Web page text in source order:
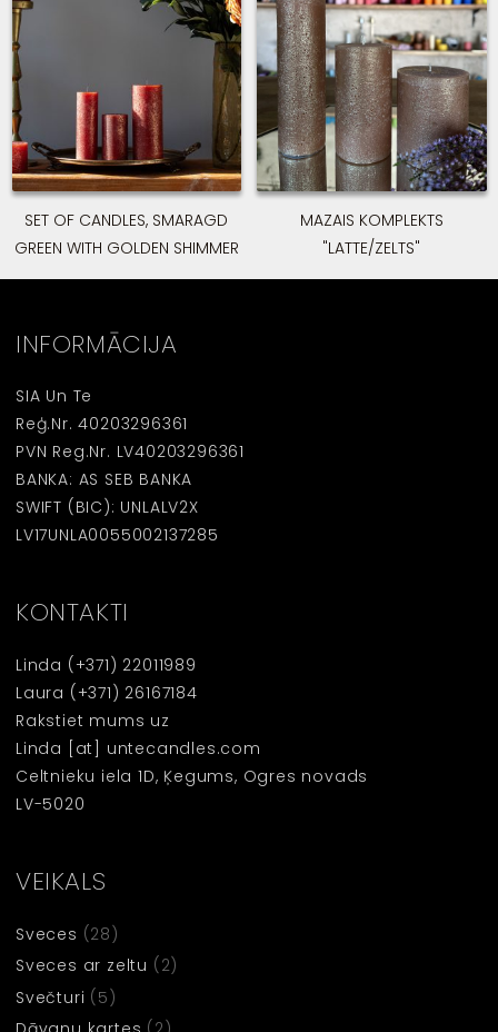
SET OF CANDLES, SMARAGD
GREEN WITH GOLDEN SHIMMER
MAZAIS KOMPLEKTS
"LATTE/ZELTS"
INFORMĀCIJA
SIA Un Te
Reģ.Nr. 40203296361
PVN Reg.Nr. LV40203296361
BANKA: AS SEB BANKA
SWIFT (BIC): UNLALV2X
LV17UNLA0055002137285
KONTAKTI
Linda (+371) 22011989
Laura (+371) 26167184
Rakstiet mums uz
Linda [at] untecandles.com
Celtnieku iela 1D, Ķegums, Ogres novads
LV-5020
VEIKALS
Sveces (28)
Sveces ar zeltu (2)
Svečturi (5)